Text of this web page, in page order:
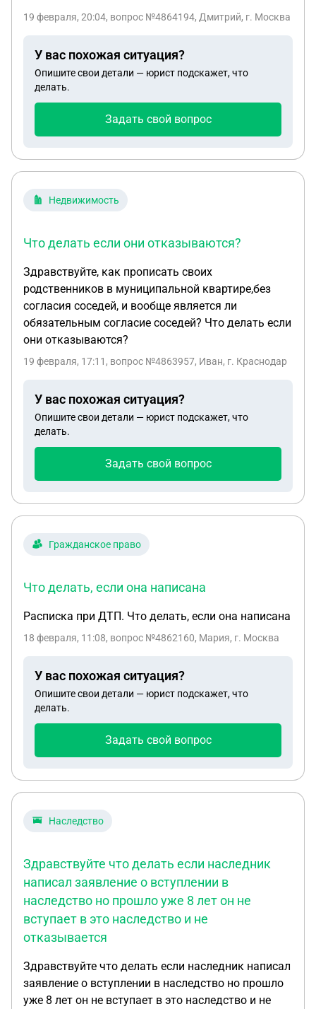
нигде нам сказали что эти участки нельзя
бюджета на расформирование этих участков как
это понять но хотелось бы этот участок себе
взять в аренду подскажите пожалуйста что нам
19 февраля, 20:04, вопрос №4864194, Дмитрий, г. Москва
У вас похожая ситуация?
Опишите свои детали — юрист подскажет, что
делать.
Задать свой вопрос
Недвижимость
Что делать если они отказываются?
Здравствуйте, как прописать своих
родственников в муниципальной квартире,без
согласия соседей, и вообще является ли
обязательным согласие соседей? Что делать если
они отказываются?
19 февраля, 17:11 , вопрос №4863957, Иван, г. Краснодар
У вас похожая ситуация?
Опишите свои детали — юрист подскажет, что
делать.
Задать свой вопрос
Гражданское право
Что делать, если она написана
Расписка при ДТП. Что делать, если она написана
18 февраля, 11:08, вопрос №4862160, Мария, г. Москва
У вас похожая ситуация?
Опишите свои детали — юрист подскажет, что
делать.
Задать свой вопрос
Наследство
Здравствуйте что делать если наследник
написал заявление о вступлении в
наследство но прошло уже 8 лет он не
вступает в это наследство и не
отказывается
Здравствуйте что делать если наследник написал
заявление о вступлении в наследство но прошло
уже 8 лет он не вступает в это наследство и не